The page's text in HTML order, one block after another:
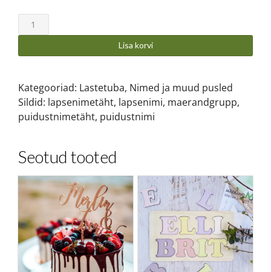
Lisa korvi
Kategooriad: Lastetuba, Nimed ja muud pusled
Sildid: lapsenimetäht, lapsenimi, maerandgrupp,
puidustnimetäht, puidustnimi
Seotud tooted